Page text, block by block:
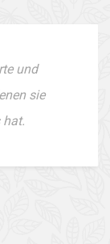
und
sie
hat.